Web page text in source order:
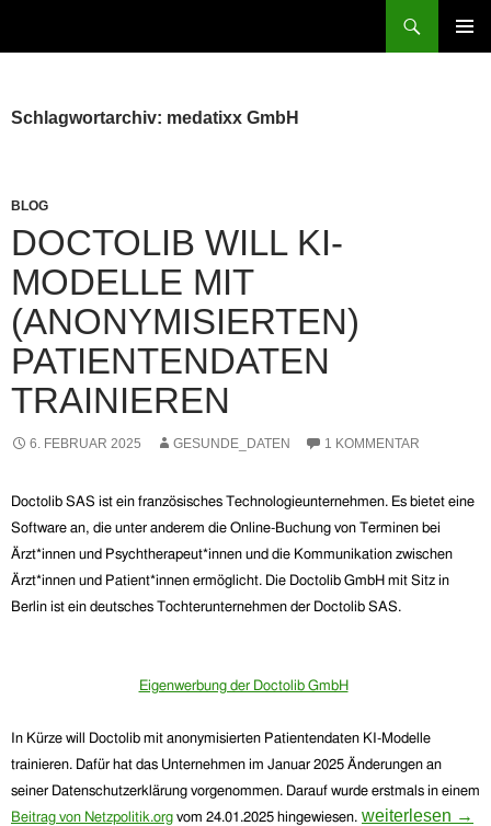
Schlagwortarchiv: medatixx GmbH
BLOG
DOCTOLIB WILL KI-
MODELLE MIT
(ANONYMISIERTEN)
PATIENTENDATEN
TRAINIEREN
6. FEBRUAR 2025 GESUNDE_DATEN 1 KOMMENTAR
Doctolib SAS ist ein französisches Technologieunternehmen. Es bietet eine
Software an, die unter anderem die Online-Buchung von Terminen bei
Ärzt*innen und Psychtherapeut*innen und die Kommunikation zwischen
Ärzt*innen und Patient*innen ermöglicht. Die Doctolib GmbH mit Sitz in
Berlin ist ein deutsches Tochterunternehmen der Doctolib SAS.
Eigenwerbung der Doctolib GmbH
In Kürze will Doctolib mit anonymisierten Patientendaten KI-Modelle
trainieren. Dafür hat das Unternehmen im Januar 2025 Änderungen an
seiner Datenschutzerklärung vorgenommen. Darauf wurde erstmals in einem
Beitrag von Netzpolitik.org vom 24.01.2025 hingewiesen. Doctolib will KI-
weiterlesen →